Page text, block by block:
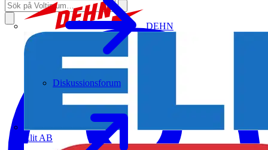
DEHN
Elit AB
Diskussionsforum